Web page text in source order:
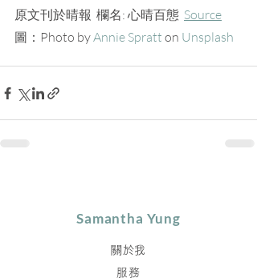
原文刊於晴報  欄名: 心晴百態 Source
圖：Photo by Annie Spratt on Unsplash
Samantha Yung
關於我
服務